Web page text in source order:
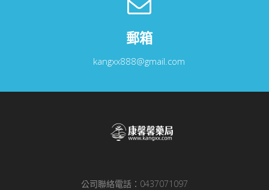
郵箱
kangxx888@gmail.com
公司聯絡電話：0437071097